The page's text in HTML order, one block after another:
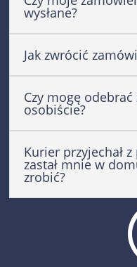
wysłane?
Jak zwrócić
Czy mogę
osobiście?
Kurier przyjechał z
zastał mnie w
zrobić?